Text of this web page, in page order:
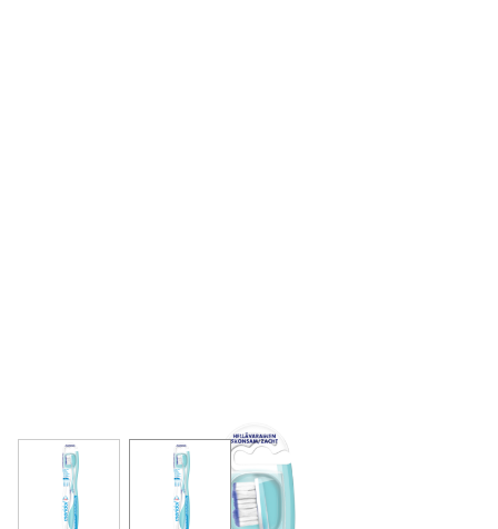
View larger imageView larger image